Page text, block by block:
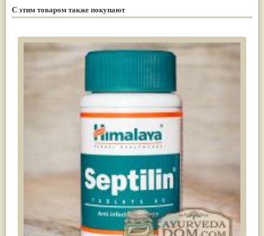
С этим товаром также покупают